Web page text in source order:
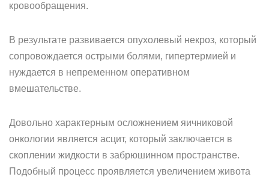
кровообращения.
В результате развивается опухолевый некроз, который
сопровождается острыми болями, гипертермией и
нуждается в непременном оперативном
вмешательстве.
Довольно характерным осложнением яичниковой
онкологии является асцит, который заключается в
скоплении жидкости в забрюшинном пространстве.
Подобный процесс проявляется увеличением живота